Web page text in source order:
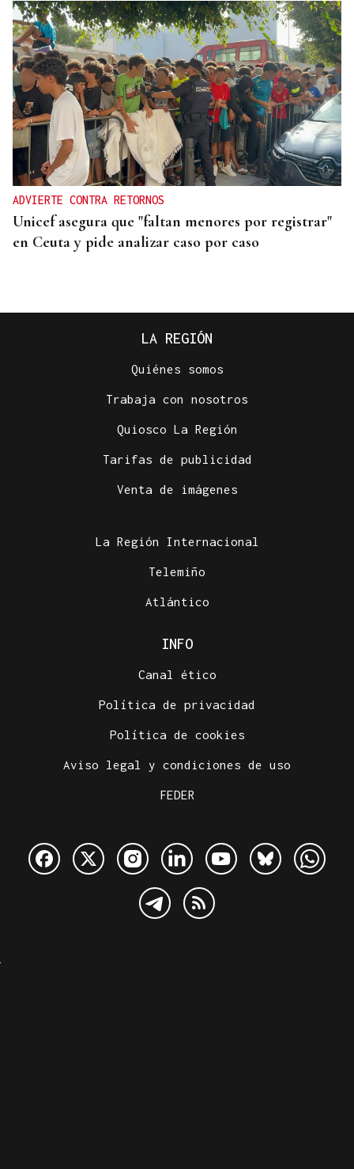
ADVIERTE CONTRA RETORNOS
Unicef asegura que "faltan menores por registrar"
en Ceuta y pide analizar caso por caso
La UEFA admite el pago a la supuesta amante de
LA REGIÓN
Quiénes somos
Trabaja con nosotros
Quiosco La Región
Tarifas de publicidad
Venta de imágenes
La Región Internacional
Telemiño
Atlántico
INFO
Canal ético
Política de privacidad
Política de cookies
Aviso legal y condiciones de uso
FEDER